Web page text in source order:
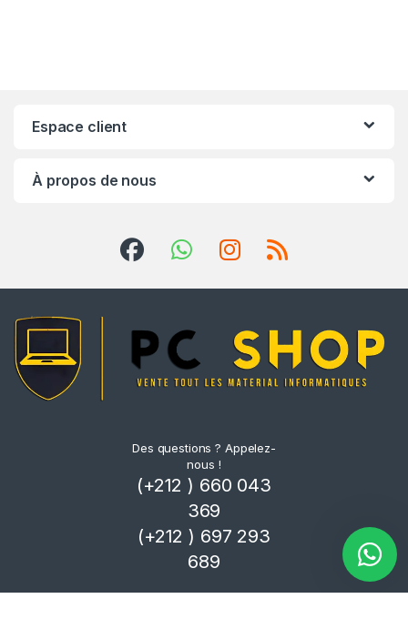
Espace client
À propos de nous
Des questions ? Appelez-
nous !
(+212 ) 660 043
369
(+212 ) 697 293
689